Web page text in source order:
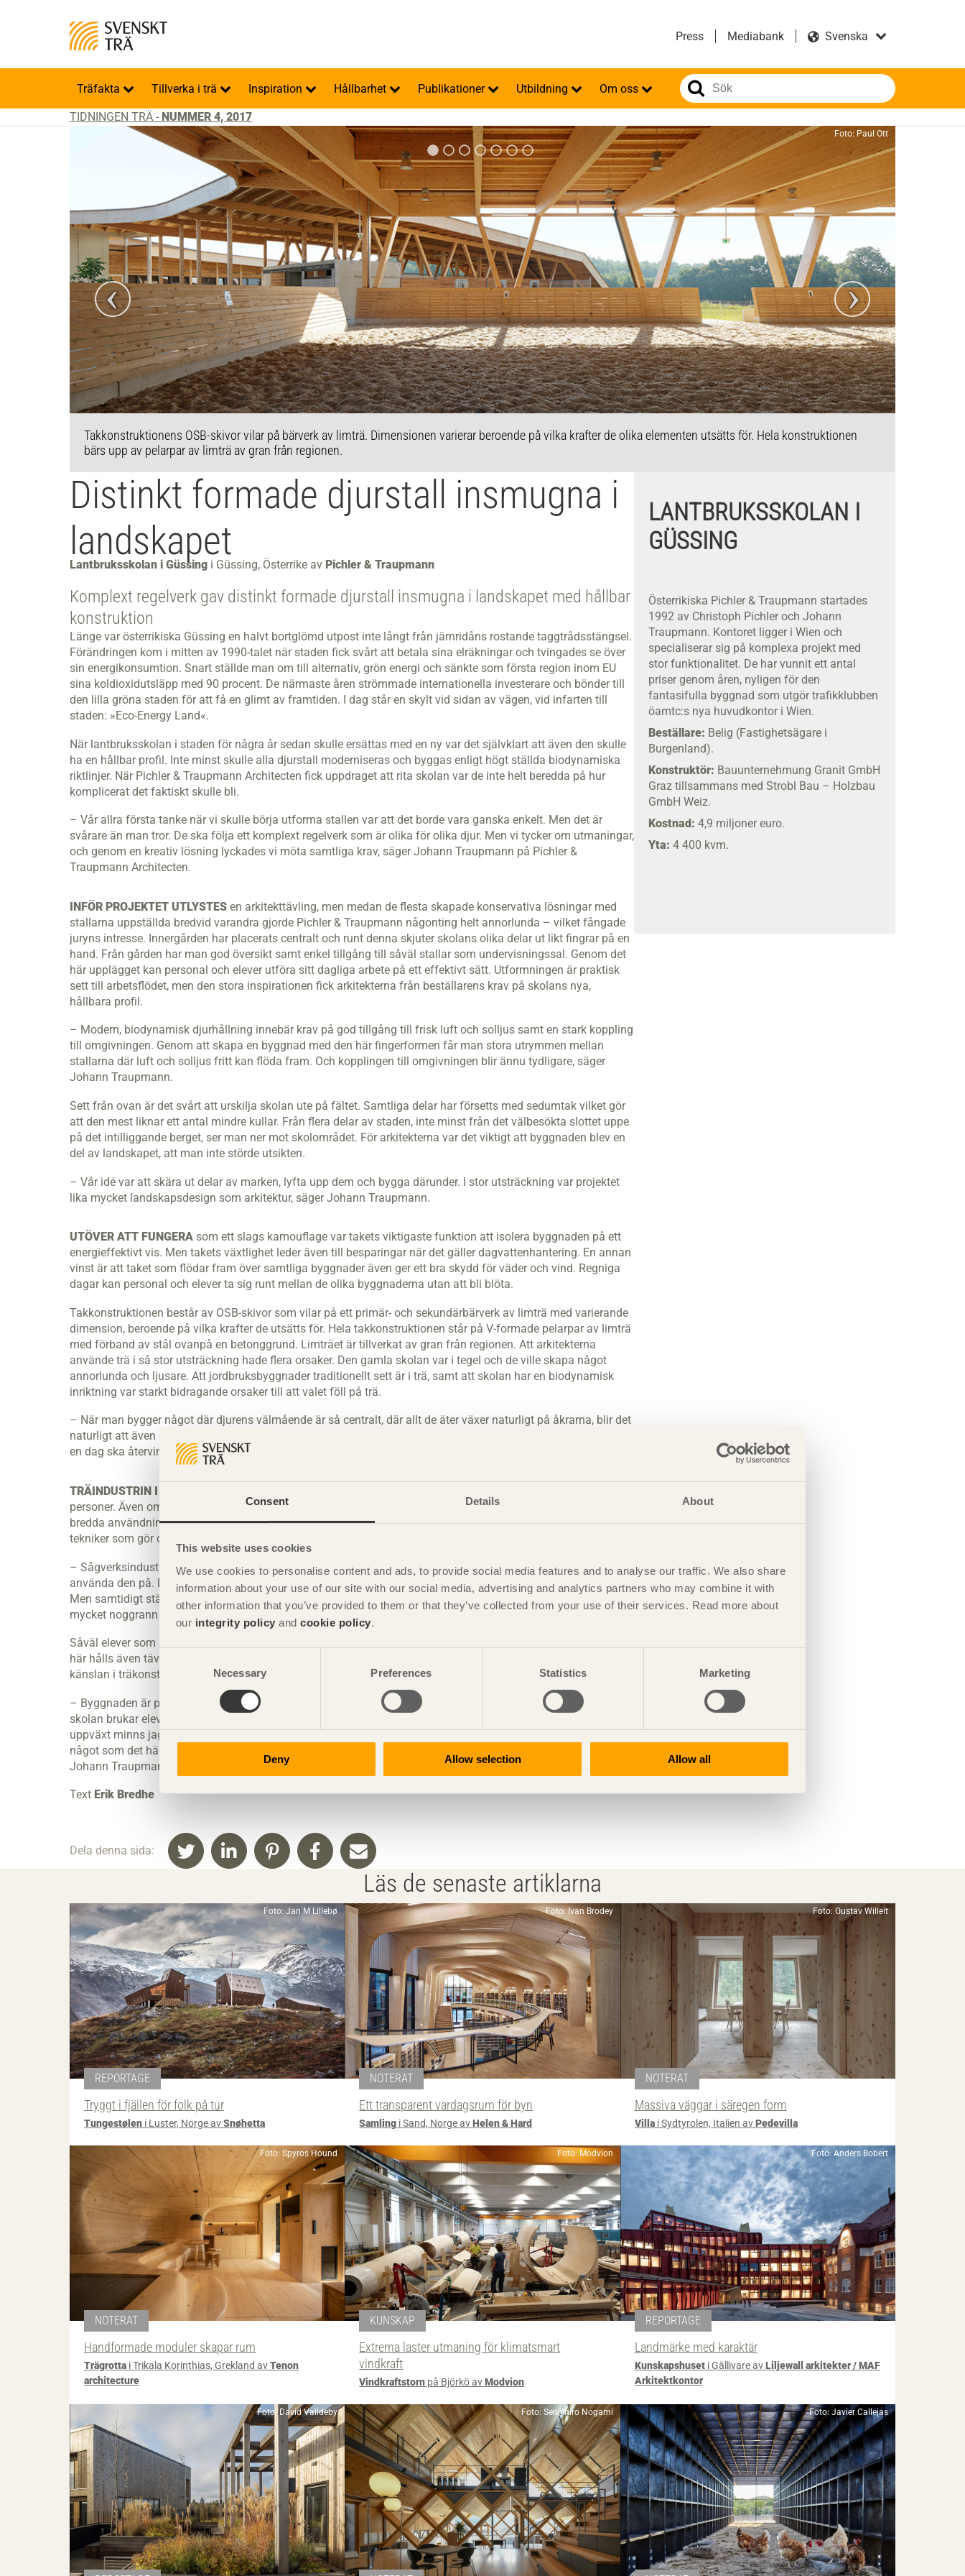
Consent Details About
This website uses cookies
We use cookies to personalise content and ads, to provide social media features and to analyse our traffic. We also share
information about your use of our site with our social media, advertising and analytics partners who may combine it with
other information that you’ve provided to them or that they’ve collected from your use of their services. Read more about
our integrity policy and cookie policy.
Consent
Selection
Necessary Preferences Statistics Marketing
Deny Allow selection Allow all
Press Mediabank
Träfakta Tillverka i trä Inspiration Hållbarhet Publikationer Utbildning Om oss
TIDNINGEN TRÄ - NUMMER 4, 2017
Foto: Paul Ott
Takkonstruktionens OSB-skivor vilar på bärverk av limträ. Dimensionen varierar beroende på vilka krafter de olika elementen utsätts för. Hela konstruktionen
bärs upp av pelarpar av limträ av gran från regionen.
Distinkt formade djurstall insmugna i
landskapet
Lantbruksskolan i Güssing i Güssing, Österrike av Pichler & Traupmann
Komplext regelverk gav distinkt formade djurstall insmugna i landskapet med hållbar
konstruktion
Länge var österrikiska Güssing en halvt bortglömd utpost inte långt från järnridåns rostande taggtrådsstängsel.
Förändringen kom i mitten av 1990-talet när staden fick svårt att betala sina elräkningar och tvingades se över
sin energikonsumtion. Snart ställde man om till alternativ, grön energi och sänkte som första region inom EU
sina koldioxidutsläpp med 90 procent. De närmaste åren strömmade internationella investerare och bönder till
den lilla gröna staden för att få en glimt av framtiden. I dag står en skylt vid sidan av vägen, vid infarten till
staden: »Eco-Energy Land«.
När lantbruksskolan i staden för några år sedan skulle ersättas med en ny var det självklart att även den skulle
ha en hållbar profil. Inte minst skulle alla djurstall moderniseras och byggas enligt högt ställda biodynamiska
riktlinjer. När Pichler & Traupmann Architecten fick uppdraget att rita skolan var de inte helt beredda på hur
komplicerat det faktiskt skulle bli.
– Vår allra första tanke när vi skulle börja utforma stallen var att det borde vara ganska enkelt. Men det är
svårare än man tror. De ska följa ett komplext regelverk som är olika för olika djur. Men vi tycker om utmaningar,
och genom en kreativ lösning lyckades vi möta samtliga krav, säger Johann Traupmann på Pichler &
Traupmann Architecten.
INFÖR PROJEKTET UTLYSTES en arkitekttävling, men medan de flesta skapade konservativa lösningar med
stallarna uppställda bredvid varandra gjorde Pichler & Traupmann någonting helt annorlunda – vilket fångade
juryns intresse. Innergården har placerats centralt och runt denna skjuter skolans olika delar ut likt fingrar på en
hand. Från gården har man god översikt samt enkel tillgång till såväl stallar som undervisningssal. Genom det
här upplägget kan personal och elever utföra sitt dagliga arbete på ett effektivt sätt. Utformningen är praktisk
sett till arbetsflödet, men den stora inspirationen fick arkitekterna från beställarens krav på skolans nya,
hållbara profil.
– Modern, biodynamisk djurhållning innebär krav på god tillgång till frisk luft och solljus samt en stark koppling
till omgivningen. Genom att skapa en byggnad med den här fingerformen får man stora utrymmen mellan
stallarna där luft och solljus fritt kan flöda fram. Och kopplingen till omgivningen blir ännu tydligare, säger
Johann Traupmann.
Sett från ovan är det svårt att urskilja skolan ute på fältet. Samtliga delar har försetts med sedumtak vilket gör
att den mest liknar ett antal mindre kullar. Från flera delar av staden, inte minst från det välbesökta slottet uppe
på det intilliggande berget, ser man ner mot skolområdet. För arkitekterna var det viktigt att byggnaden blev en
del av landskapet, att man inte störde utsikten.
– Vår idé var att skära ut delar av marken, lyfta upp dem och bygga därunder. I stor utsträckning var projektet
lika mycket landskapsdesign som arkitektur, säger Johann Traupmann.
UTÖVER ATT FUNGERA som ett slags kamouflage var takets viktigaste funktion att isolera byggnaden på ett
energieffektivt vis. Men takets växtlighet leder även till besparingar när det gäller dagvattenhantering. En annan
vinst är att taket som flödar fram över samtliga byggnader även ger ett bra skydd för väder och vind. Regniga
dagar kan personal och elever ta sig runt mellan de olika byggnaderna utan att bli blöta.
Takkonstruktionen består av OSB-skivor som vilar på ett primär- och sekundärbärverk av limträ med varierande
dimension, beroende på vilka krafter de utsätts för. Hela takkonstruktionen står på V-formade pelarpar av limträ
med förband av stål ovanpå en betonggrund. Limträet är tillverkat av gran från regionen. Att arkitekterna
använde trä i så stor utsträckning hade flera orsaker. Den gamla skolan var i tegel och de ville skapa något
annorlunda och ljusare. Att jordbruksbyggnader traditionellt sett är i trä, samt att skolan har en biodynamisk
inriktning var starkt bidragande orsaker till att valet föll på trä.
– När man bygger något där djurens välmående är så centralt, där allt de äter växer naturligt på åkrarna, blir det
naturligt att även byggnaden använder material som växer i naturen. Det är verklig hållbarhet. Om byggnaden
en dag ska återvinnas så kan man också göra det på ett väldigt enkelt vis, säger Johann Traupmann.
TRÄINDUSTRIN I ÖSTERRIKE
personer. Även om Pichler & Traupmann inte är några utpräglade träspecialister så märker de en stark vilja att
bredda användningsområdet för materialet. Detta är något som kommer ur både ett hållbarhetstänk och nya
tekniker som gör det möjligt att bygga större och mer komplext i trä.
– Sågverksindustrin är starkt kopplad till vår ekonomi, därför finns det ett intresse av att hitta fler sätt att
använda den på. Det är spännande att se hur materialets kvaliteter utnyttjas allt mer, i allt högre byggnader.
Men samtidigt ställer trä krav på arkitekten. Vi lärde oss till exempel under projektets gång att materialet kräver
mycket noggrann planering för att användas, säger Johann Traupmann.
Såväl elever som stadens invånare uppskattar den nya skolan. Ett ridhus är öppet för allmänheten att rida i och
här hålls även tävlingar i dressyr. Eleverna tycker om de öppna, ljusa ytorna i kombination med den varma
känslan i träkonstruktionen.
– Byggnaden är pedagogisk i sig själv, man kan se och förstå hur allt är uppbyggt. De gånger jag besöker
skolan brukar eleverna säga att de inte trodde att stall kunde se ut så här. Jag är själv från landet och från min
uppväxt minns jag mörka, trånga stall med dålig luftkonditionering. Därför var det fantastiskt att få bygga
något som det här. Djuren trivs fantastiskt bra, vi har låtit dem komma ännu närmare sin naturliga miljö, säger
Johann Traupmann.
Text Erik Bredhe
Dela denna sida:
LANTBRUKSSKOLAN I
GÜSSING
Österrikiska Pichler & Traupmann startades
1992 av Christoph Pichler och Johann
Traupmann. Kontoret ligger i Wien och
specialiserar sig på komplexa projekt med
stor funktionalitet. De har vunnit ett antal
priser genom åren, nyligen för den
fantasifulla byggnad som utgör trafikklubben
öamtc:s nya huvudkontor i Wien.
Beställare: Belig (Fastighetsägare i
Burgenland).
Konstruktör: Bauunternehmung Granit GmbH
Graz tillsammans med Strobl Bau – Holzbau
GmbH Weiz.
Kostnad: 4,9 miljoner euro.
Yta: 4 400 kvm.
Läs de senaste artiklarna
Foto: Jan M Lillebø
REPORTAGE
Tryggt i fjällen för folk på tur
Tungestølen i Luster, Norge avSnøhetta
Foto: Ivan Brodey
NOTERAT
Ett transparent vardagsrum för byn
Samling i Sand, Norge avHelen & Hard
Foto: Gustav Willeit
NOTERAT
Massiva väggar i säregen form
Villai Sydtyrolen, Italien avPedevilla
Foto: Spyros Hound
NOTERAT
Handformade moduler skapar rum
Trägrotta i Trikala Korinthias, Grekland avTenon
architecture
Foto: Modvion
KUNSKAP
Extrema laster utmaning för klimatsmart
vindkraft
Vindkraftstorn på Björkö avModvion
Foto: Anders Bobert
REPORTAGE
Landmärke med karaktär
Kunskapshuseti Gällivare avLiljewall arkitekter / MAF
Arkitektkontor
Foto: David Valldeby Foto: Senichiro Nogami Foto: Javier Callejas